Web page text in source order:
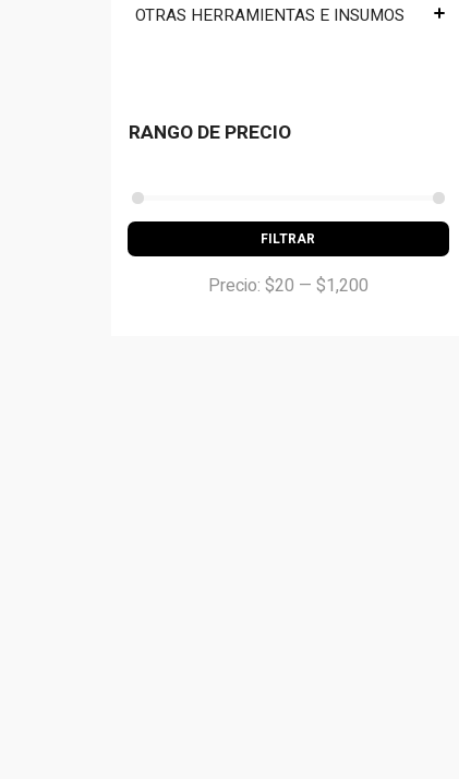
OTRAS HERRAMIENTAS E INSUMOS
RANGO DE PRECIO
FILTRAR
Precio: $20 — $1,200